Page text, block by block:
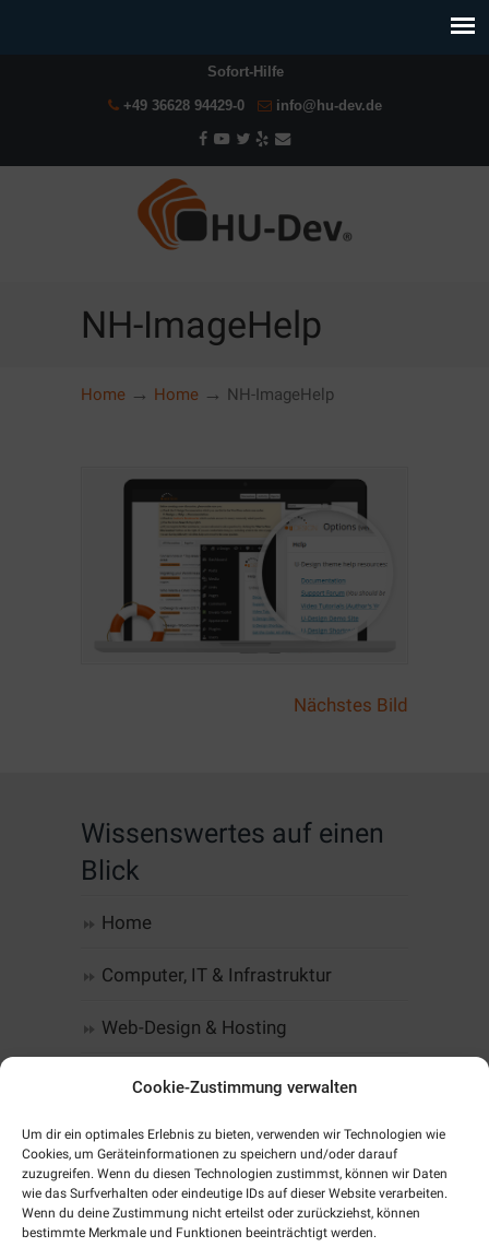
Cookie-Zustimmung verwalten
Um dir ein optimales Erlebnis zu bieten, verwenden wir Technologien wie
Cookies, um Geräteinformationen zu speichern und/oder darauf
zuzugreifen. Wenn du diesen Technologien zustimmst, können wir Daten
wie das Surfverhalten oder eindeutige IDs auf dieser Website verarbeiten.
Wenn du deine Zustimmung nicht erteilst oder zurückziehst, können
bestimmte Merkmale und Funktionen beeinträchtigt werden.
Sofort-Hilfe
+49 36628 94429-0 info@hu-dev.de
NH-ImageHelp
Home → Home → NH-ImageHelp
Nächstes Bild
Wissenswertes auf einen
Blick
Home
Computer, IT & Infrastruktur
Web-Design & Hosting
Kommunikation
Software
Alarm & SmartHome
Unternehmen